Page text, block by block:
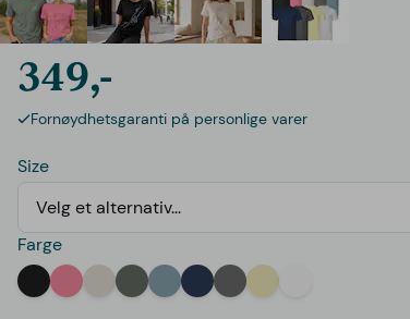
349,-
Fornøydhetsgaranti på personlige varer
Size
Velg et alternativ...
Farge
BlackPink Off-White
GreenLight Blue
NavyGreyYellow